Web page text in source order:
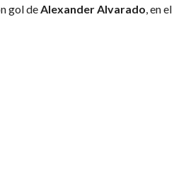
gol deAlexander Alvarado, en el